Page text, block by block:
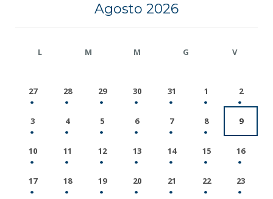
Agosto 2026
L M M G V
27 28 29 30 31 1 2
3 4 5 6 7 8 9
10 11 12 13 14 15 16
17 18 19 20 21 22 23